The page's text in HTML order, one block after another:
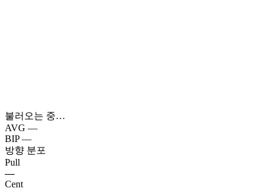
불러오는 중…
AVG —
BIP —
방향 분포
Pull
—
Cent